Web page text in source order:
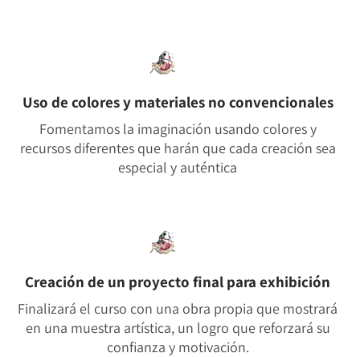
Uso de colores y materiales no convencionales
Fomentamos la imaginación usando colores y
recursos diferentes que harán que cada creación sea
especial y auténtica
Creación de un proyecto final para exhibición
Finalizará el curso con una obra propia que mostrará
en una muestra artística, un logro que reforzará su
confianza y motivación.